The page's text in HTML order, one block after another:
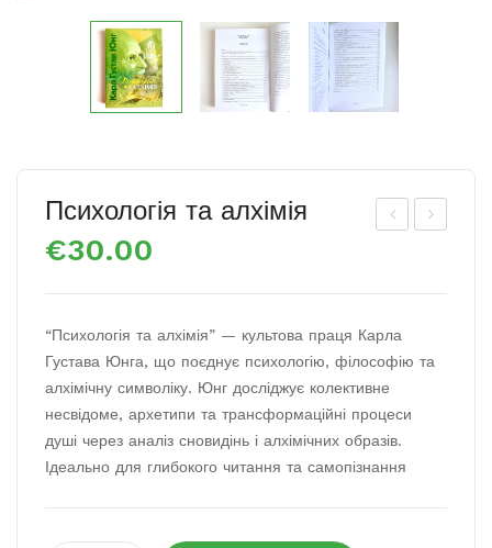
ент
и в
мис
тец
тві
ової
Психологія та алхімія
€30.00
“Психологія та алхімія” — культова праця Карла
Густава Юнга, що поєднує психологію, філософію та
алхімічну символіку. Юнг досліджує колективне
несвідоме, архетипи та трансформаційні процеси
душі через аналіз сновидінь і алхімічних образів.
Ідеально для глибокого читання та самопізнання